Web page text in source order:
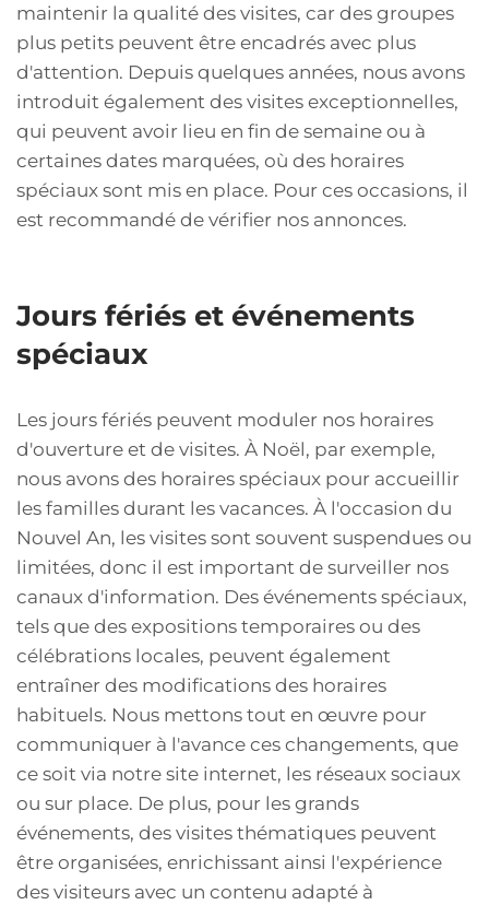
maintenir la qualité des visites, car des groupes
plus petits peuvent être encadrés avec plus
d'attention. Depuis quelques années, nous avons
introduit également des visites exceptionnelles,
qui peuvent avoir lieu en fin de semaine ou à
certaines dates marquées, où des horaires
spéciaux sont mis en place. Pour ces occasions, il
est recommandé de vérifier nos annonces.
Jours fériés et événements
spéciaux
Les jours fériés peuvent moduler nos horaires
d'ouverture et de visites. À Noël, par exemple,
nous avons des horaires spéciaux pour accueillir
les familles durant les vacances. À l'occasion du
Nouvel An, les visites sont souvent suspendues ou
limitées, donc il est important de surveiller nos
canaux d'information. Des événements spéciaux,
tels que des expositions temporaires ou des
célébrations locales, peuvent également
entraîner des modifications des horaires
habituels. Nous mettons tout en œuvre pour
communiquer à l'avance ces changements, que
ce soit via notre site internet, les réseaux sociaux
ou sur place. De plus, pour les grands
événements, des visites thématiques peuvent
être organisées, enrichissant ainsi l'expérience
des visiteurs avec un contenu adapté à